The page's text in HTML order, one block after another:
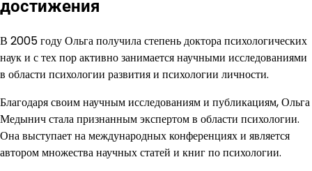
достижения
В 2005 году Ольга получила степень доктора психологических
наук и с тех пор активно занимается научными исследованиями
в области психологии развития и психологии личности.
Благодаря своим научным исследованиям и публикациям, Ольга
Медынич стала признанным экспертом в области психологии.
Она выступает на международных конференциях и является
автором множества научных статей и книг по психологии.